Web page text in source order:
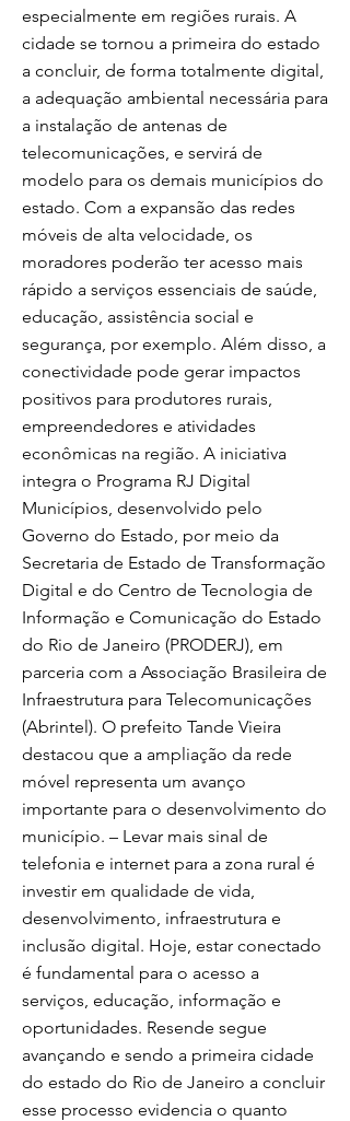
especialmente em regiões rurais. A
cidade se tornou a primeira do estado
a concluir, de forma totalmente digital,
a adequação ambiental necessária para
a instalação de antenas de
telecomunicações, e servirá de
modelo para os demais municípios do
estado. Com a expansão das redes
móveis de alta velocidade, os
moradores poderão ter acesso mais
rápido a serviços essenciais de saúde,
educação, assistência social e
segurança, por exemplo. Além disso, a
conectividade pode gerar impactos
positivos para produtores rurais,
empreendedores e atividades
econômicas na região. A iniciativa
integra o Programa RJ Digital
Municípios, desenvolvido pelo
Governo do Estado, por meio da
Secretaria de Estado de Transformação
Digital e do Centro de Tecnologia de
Informação e Comunicação do Estado
do Rio de Janeiro (PRODERJ), em
parceria com a Associação Brasileira de
Infraestrutura para Telecomunicações
(Abrintel). O prefeito Tande Vieira
destacou que a ampliação da rede
móvel representa um avanço
importante para o desenvolvimento do
município. – Levar mais sinal de
telefonia e internet para a zona rural é
investir em qualidade de vida,
desenvolvimento, infraestrutura e
inclusão digital. Hoje, estar conectado
é fundamental para o acesso a
serviços, educação, informação e
oportunidades. Resende segue
avançando e sendo a primeira cidade
do estado do Rio de Janeiro a concluir
esse processo evidencia o quanto